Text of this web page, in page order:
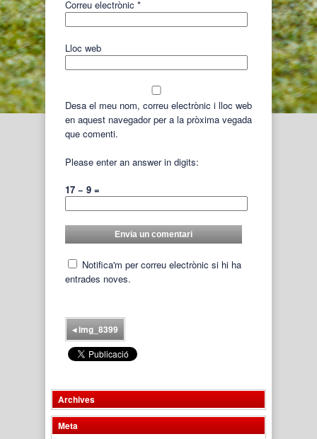
Correu electrònic *
Lloc web
Desa el meu nom, correu electrònic i lloc web
en aquest navegador per a la pròxima vegada
que comenti.
Please enter an answer in digits:
17 − 9 =
Notifica'm per correu electrònic si hi ha
entrades noves.
◂img_8399
Archives
Meta